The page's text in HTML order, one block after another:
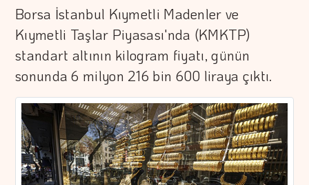
Borsa İstanbul Kıymetli Madenler ve
Kıymetli Taşlar Piyasası'nda (KMKTP)
standart altının kilogram fiyatı, günün
sonunda 6 milyon 216 bin 600 liraya çıktı.